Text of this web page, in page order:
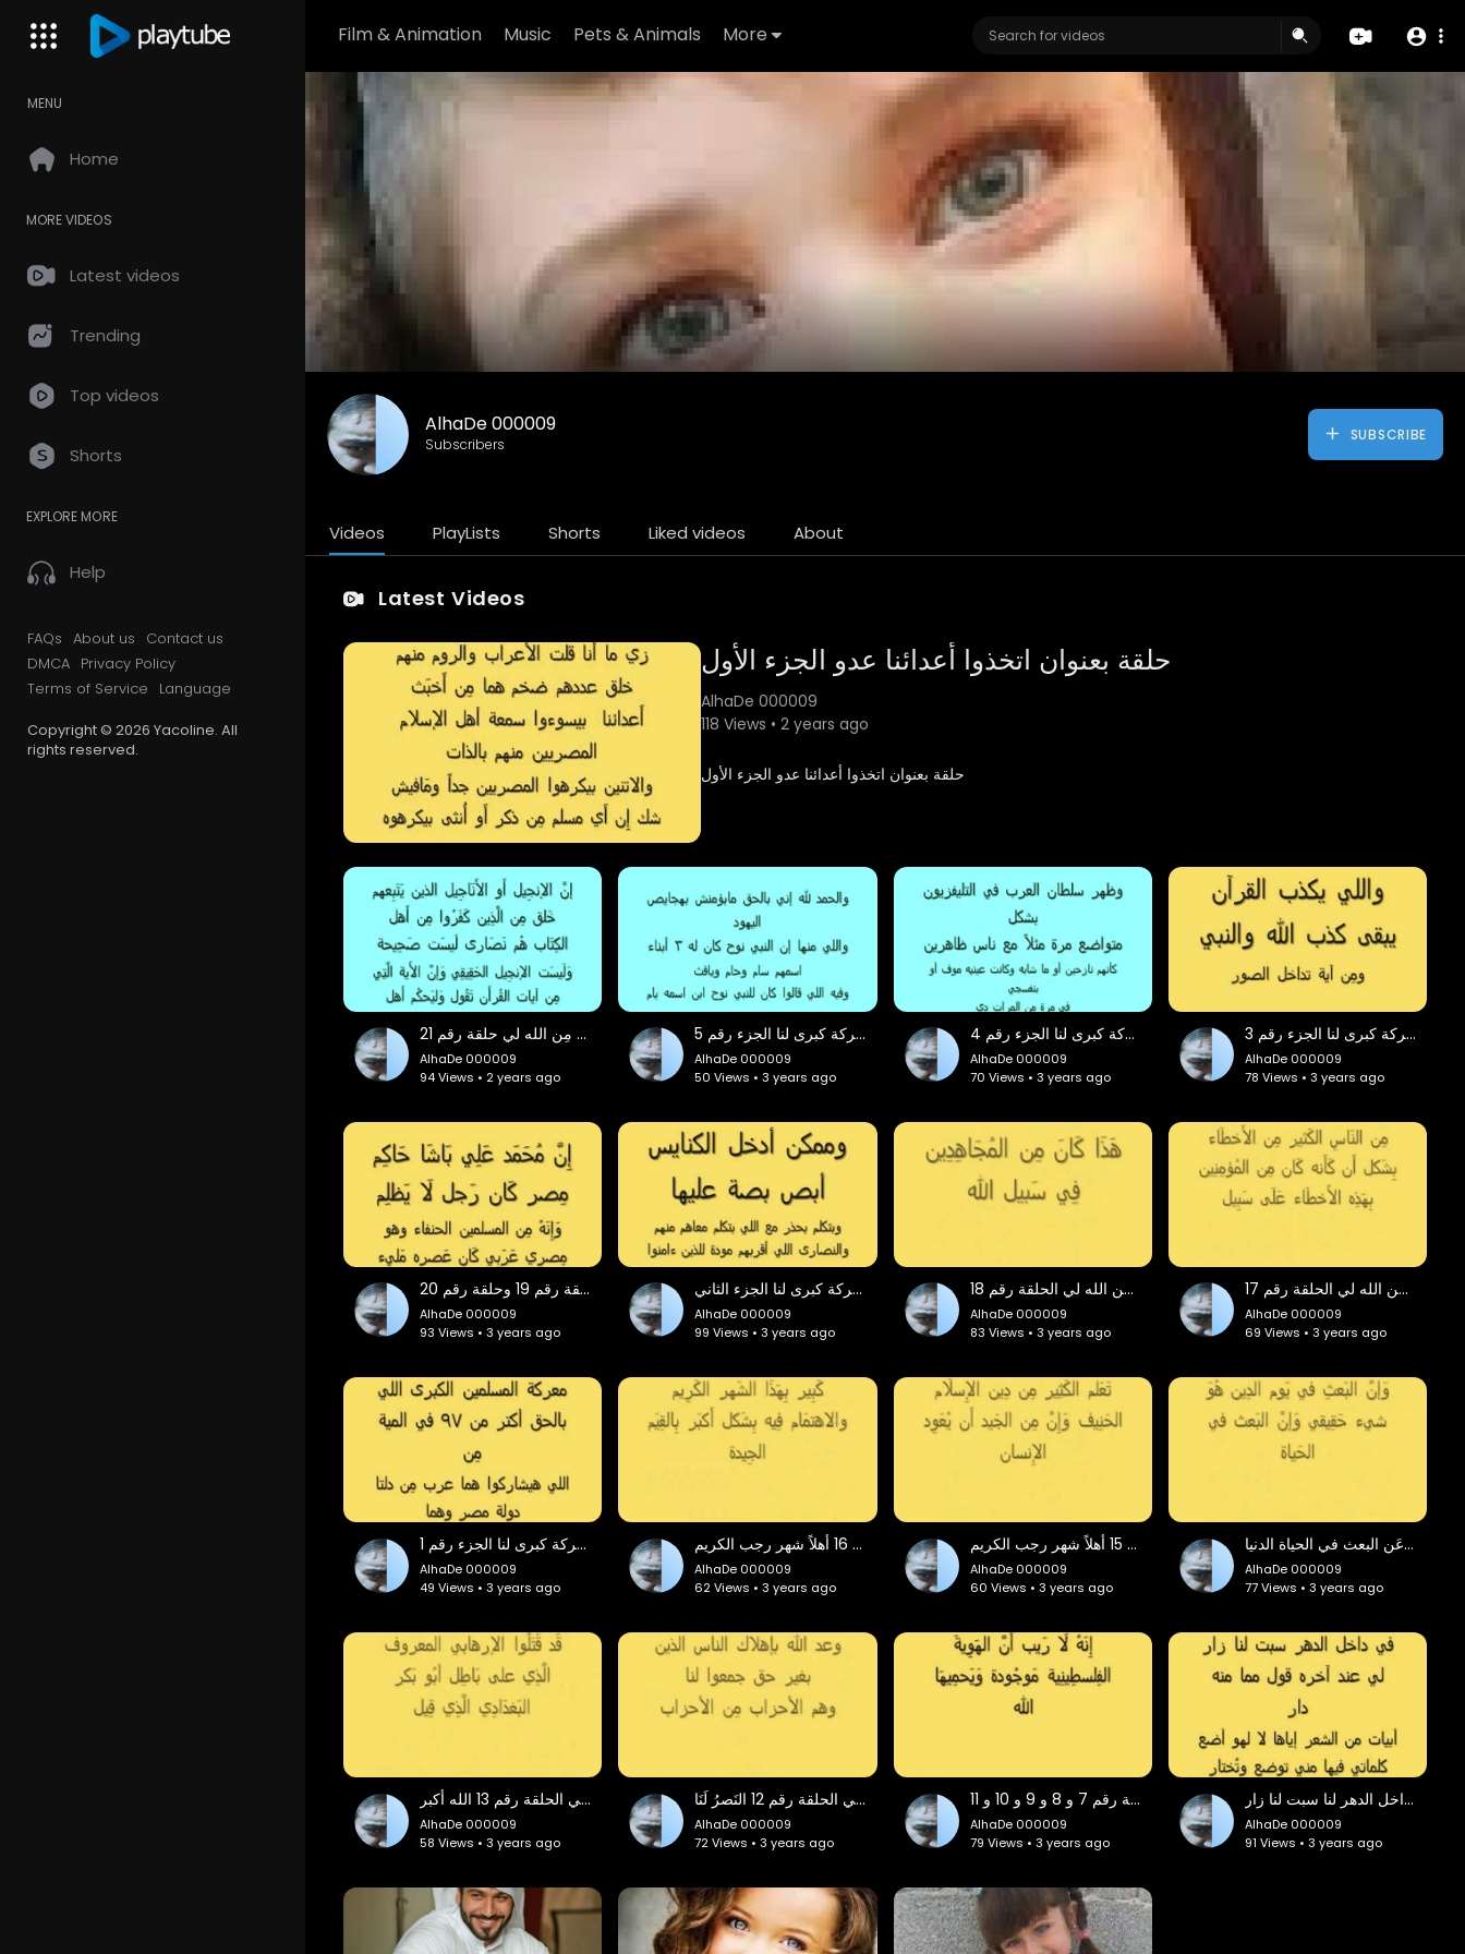
Film & Animation Music Pets & Animals More
MENU
Home
MORE VIDEOS
Latest videos
Trending
Top videos
Shorts
EXPLORE MORE
Help
FAQs About us
Contact us
DMCA Privacy Policy
Terms of Service
Language
Copyright © 2026 Yacoline. All
rights reserved.
AlhaDe 000009
Subscribers
SUBSCRIBE
Videos PlayLists Shorts Liked videos About
Latest Videos
حلقة بعنوان اتخذوا أعدائنا عدو الجزء الأول
AlhaDe 000009
118 Views • 2 years ago
⁣حلقة بعنوان اتخذوا أعدائنا عدو الجزء الأول
حلقات أنوار مِن الله لي حلقة رقم 21
AlhaDe 000009
94 Views • 2 years ago
حلقة بعنوان هناك معركة كبرى لنا الجزء رقم 5
AlhaDe 000009
50 Views • 3 years ago
حلقة بعنوان هناك معركة كبرى لنا الجزء رقم 4
AlhaDe 000009
70 Views • 3 years ago
حلقة بعنوان هناك معركة كبرى لنا الجزء رقم 3
AlhaDe 000009
78 Views • 3 years ago
حلقات أنوار مِن الله لي حلقة رقم 19 وحلقة رقم 20
AlhaDe 000009
93 Views • 3 years ago
حلقة بعنوان هناك معركة كبرى لنا الجزء الثاني
AlhaDe 000009
99 Views • 3 years ago
حلقات أَنوار مِن الله لي الحلقة رقم 18
AlhaDe 000009
83 Views • 3 years ago
حلقات أنوار مِن الله لي الحلقة رقم 17
AlhaDe 000009
69 Views • 3 years ago
حلقة بعنوان هناك معركة كبرى لنا الجزء رقم 1
AlhaDe 000009
49 Views • 3 years ago
حلقات أنوار مِن الله لي الحلقة رقم 16 أهلاً شهر رجب الكريم
AlhaDe 000009
62 Views • 3 years ago
حلقات أنوار مِن الله الحلقة رقم 15 أهلاً شهر رجب الكريم
AlhaDe 000009
60 Views • 3 years ago
حلقات أَنوار من الله لي الحلقة رقم 14 عَن البعث في الحياة الدنيا
AlhaDe 000009
77 Views • 3 years ago
حلقات أنوار مِن الله لي الحلقة رقم 13 الله أكبر
AlhaDe 000009
58 Views • 3 years ago
حلقات أنوار مِن الله لي الحلقة رقم 12 النَصرُ لَنَا
AlhaDe 000009
72 Views • 3 years ago
حلقات أنوار مِن اللهِ لي الحلقة رقم 7 و 8 و 9 و 10 و 11
AlhaDe 000009
79 Views • 3 years ago
في داخل الدهر لنا سبت لنا زار
AlhaDe 000009
91 Views • 3 years ago